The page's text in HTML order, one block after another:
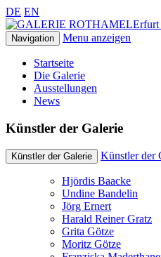
DE EN
Navigation Menu anzeigen
Startseite
Die Galerie
Ausstellungen
News
Künstler der Galerie
Künstler der Galerie Künstler der
Hjördis Baacke
Undine Bandelin
Jörg Ernert
Harald Reiner Gratz
Grita Götze
Moritz Götze